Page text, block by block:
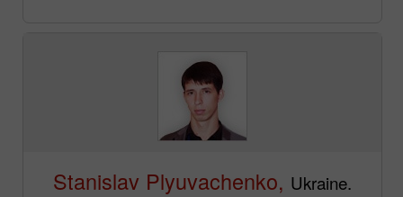
Stanislav Plyuvachenko, Ukraine.